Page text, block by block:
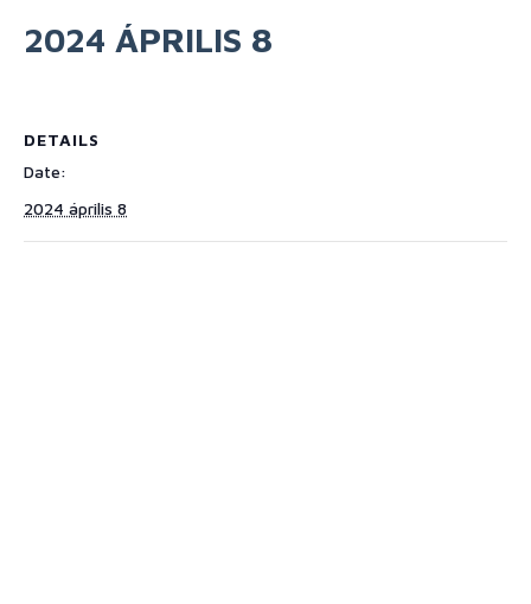
2024 ÁPRILIS 8
DETAILS
Date:
2024 április 8